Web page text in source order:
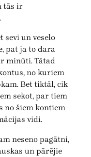
tās ir
sevi un veselo
pat ja to dara
minūti. Tātad
no kuriem
Bet tiktāl, cik
sekot, par tiem
no šiem kontiem
vidi.
neseno pagātni,
un pārējie